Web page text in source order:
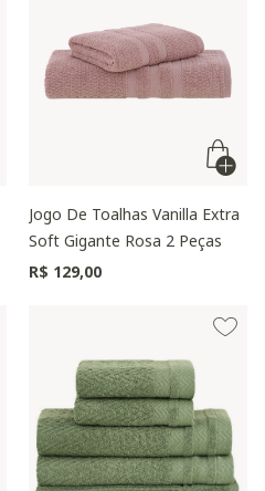
Jogo De Toalhas Vanilla Extra
Soft Gigante Rosa 2 Peças
R$ 129,00